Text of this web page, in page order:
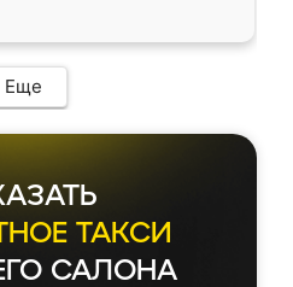
Еще
ТАКСИ
САЛОНА